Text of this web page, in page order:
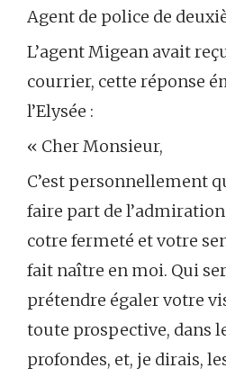
Agent de police de
L’agent Migean avait
courrier, cette réponse
l’Elysée :
« Cher Monsieur,
C’est personnellement
faire part de
cotre fermeté et votre
fait naître en moi. Qui
prétendre égaler votre
toute prospective, dans
profondes, et, je dirais,